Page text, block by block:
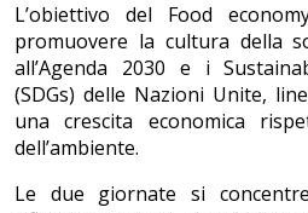
L’obiettivo del Food
promuovere la cultura della
all’Agenda 2030 e i
(SDGs) delle Nazioni Unite,
una crescita economica
dell’ambiente.
Le due giornate si